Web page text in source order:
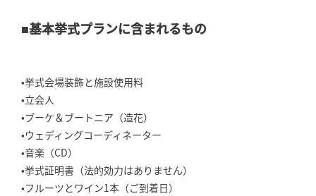
■基本挙式プランに含まれるもの
•挙式会場装飾と施設使用料
•立会人
•ブーケ＆ブートニア（造花）
•ウェディングコーディネーター
•音楽（CD）
•挙式証明書（法的効力はありません）
•フルーツとワイン1本（ご到着日）